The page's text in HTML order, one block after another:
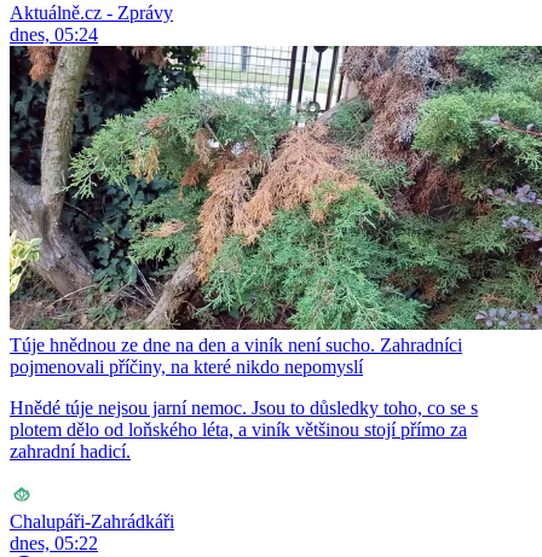
Aktuálně.cz - Zprávy
dnes, 05:24
Túje hnědnou ze dne na den a viník není sucho. Zahradníci
pojmenovali příčiny, na které nikdo nepomyslí
Hnědé túje nejsou jarní nemoc. Jsou to důsledky toho, co se s
plotem dělo od loňského léta, a viník většinou stojí přímo za
zahradní hadicí.
Chalupáři-Zahrádkáři
dnes, 05:22